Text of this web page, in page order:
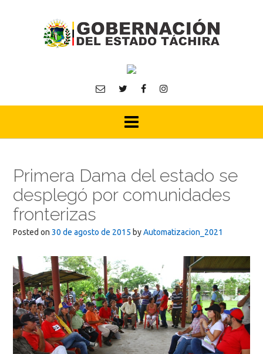
Primera Dama del estado se
desplegó por comunidades
fronterizas
Posted on 30 de agosto de 2015 byAutomatizacion_2021